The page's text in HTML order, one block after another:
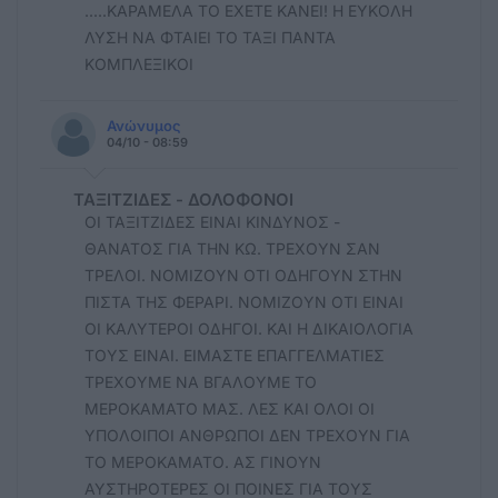
.....ΚΑΡΑΜΕΛΑ ΤΟ ΕΧΕΤΕ ΚΑΝΕΙ! Η ΕΥΚΟΛΗ
ΛΥΣΗ ΝΑ ΦΤΑΙΕΙ ΤΟ ΤΑΞΙ ΠΑΝΤΑ
ΚΟΜΠΛΕΞΙΚΟΙ
Ανώνυμος
04/10 - 08:59
ΤΑΞΙΤΖΙΔΕΣ - ΔΟΛΟΦΟΝΟΙ
ΟΙ ΤΑΞΙΤΖΙΔΕΣ ΕΙΝΑΙ ΚΙΝΔΥΝΟΣ -
ΘΑΝΑΤΟΣ ΓΙΑ ΤΗΝ ΚΩ. ΤΡΕΧΟΥΝ ΣΑΝ
ΤΡΕΛΟΙ. ΝΟΜΙΖΟΥΝ ΟΤΙ ΟΔΗΓΟΥΝ ΣΤΗΝ
ΠΙΣΤΑ ΤΗΣ ΦΕΡΑΡΙ. ΝΟΜΙΖΟΥΝ ΟΤΙ ΕΙΝΑΙ
ΟΙ ΚΑΛΥΤΕΡΟΙ ΟΔΗΓΟΙ. ΚΑΙ Η ΔΙΚΑΙΟΛΟΓΙΑ
ΤΟΥΣ ΕΙΝΑΙ. ΕΙΜΑΣΤΕ ΕΠΑΓΓΕΛΜΑΤΙΕΣ
ΤΡΕΧΟΥΜΕ ΝΑ ΒΓΑΛΟΥΜΕ ΤΟ
ΜΕΡΟΚΑΜΑΤΟ ΜΑΣ. ΛΕΣ ΚΑΙ ΟΛΟΙ ΟΙ
ΥΠΟΛΟΙΠΟΙ ΑΝΘΡΩΠΟΙ ΔΕΝ ΤΡΕΧΟΥΝ ΓΙΑ
ΤΟ ΜΕΡΟΚΑΜΑΤΟ. ΑΣ ΓΙΝΟΥΝ
ΑΥΣΤΗΡΟΤΕΡΕΣ ΟΙ ΠΟΙΝΕΣ ΓΙΑ ΤΟΥΣ